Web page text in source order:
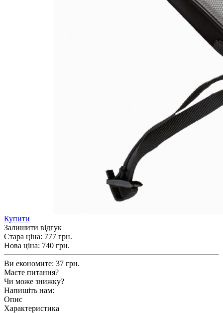
Купити
Залишити відгук
Стара ціна: 777 грн.
Нова ціна: 740 грн.
Ви економите: 37 грн.
Маєте питання?
Чи може знижку?
Напишіть нам:
Опис
Характеристика